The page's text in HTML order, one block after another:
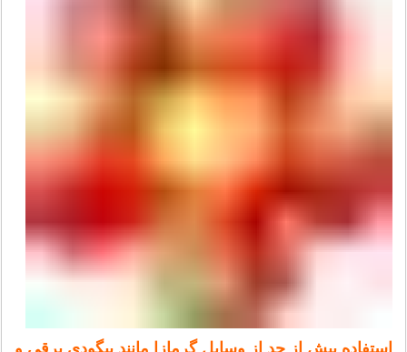
استفاده بیش از حد از وسایل گرمازا مانند بیگودی برقی و